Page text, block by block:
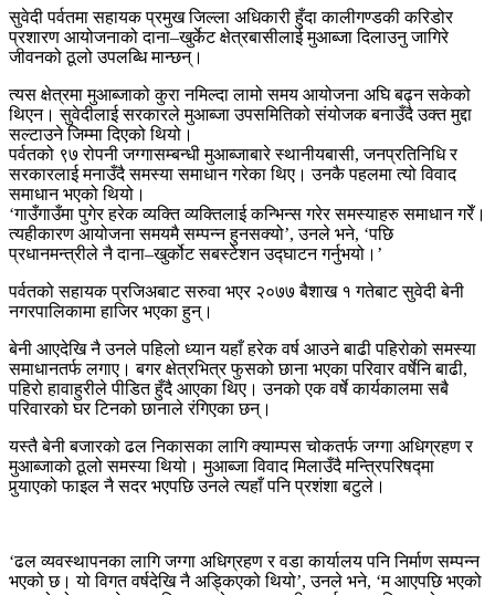
सुवेदी पर्वतमा सहायक प्रमुख जिल्ला अधिकारी हुँदा कालीगण्डकी करिडोर
प्रशारण आयोजनाको दाना–खुर्केट क्षेत्रबासीलाई मुआब्जा दिलाउनु जागिरे
जीवनको ठूलो उपलब्धि मान्छन्।
त्यस क्षेत्रमा मुआब्जाको कुरा नमिल्दा लामो समय आयोजना अघि बढ्न सकेको
थिएन। सुवेदीलाई सरकारले मुआब्जा उपसमितिको संयोजक बनाउँदै उक्त मुद्दा
सल्टाउने जिम्मा दिएको थियो।
पर्वतको ९७ रोपनी जग्गासम्बन्धी मुआब्जाबारे स्थानीयबासी, जनप्रतिनिधि र
सरकारलाई मनाउँदै समस्या समाधान गरेका थिए। उनकै पहलमा त्यो विवाद
समाधान भएको थियो।
‘गाउँगाउँमा पुगेर हरेक व्यक्ति व्यक्तिलाई कन्भिन्स गरेर समस्याहरु समाधान गरेँ।
त्यहीकारण आयोजना समयमै सम्पन्न हुनसक्यो’, उनले भने, ‘पछि
प्रधानमन्त्रीले नै दाना–खुर्कोट सबस्टेशन उद्घाटन गर्नुभयो।’
पर्वतको सहायक प्रजिअबाट सरुवा भएर २०७७ बैशाख १ गतेबाट सुवेदी बेनी
नगरपालिकामा हाजिर भएका हुन्।
बेनी आएदेखि नै उनले पहिलो ध्यान यहाँ हरेक वर्ष आउने बाढी पहिरोको समस्या
समाधानतर्फ लगाए। बगर क्षेत्रभित्र फुसको छाना भएका परिवार वर्षेनि बाढी,
पहिरो हावाहुरीले पीडित हुँदै आएका थिए। उनको एक वर्षे कार्यकालमा सबै
परिवारको घर टिनको छानाले रंगिएका छन्।
यस्तै बेनी बजारको ढल निकासका लागि क्याम्पस चोकतर्फ जग्गा अधिग्रहण र
मुआब्जाको ठूलो समस्या थियो। मुआब्जा विवाद मिलाउँदै मन्त्रिपरिषद्मा
पुर्‍याएको फाइल नै सदर भएपछि उनले त्यहाँ पनि प्रशंशा बटुले।
‘ढल व्यवस्थापनका लागि जग्गा अधिग्रहण र वडा कार्यालय पनि निर्माण सम्पन्न
भएको छ। यो विगत वर्षदेखि नै अड्किएको थियो’, उनले भने, ‘म आएपछि भएको